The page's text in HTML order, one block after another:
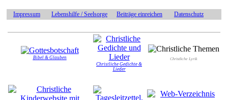
Impressum Lebenshilfe / Seelsorge Beiträge einreichen Datenschutz
Bibel & Glauben
Christliche Gedichte &
Lieder
Christliche Lyrik